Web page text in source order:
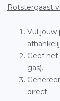
Rotstergaast
Vul jouw
Geef
gas).
direct.